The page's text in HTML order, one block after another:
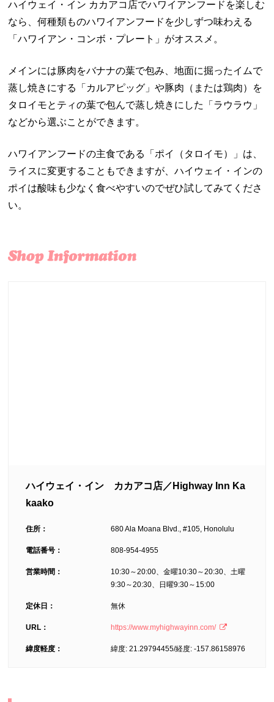
ハイウェイ・イン カカアコ店でハワイアンフードを楽しむ
なら、何種類ものハワイアンフードを少しずつ味わえる
「ハワイアン・コンボ・プレート」がオススメ。
メインには豚肉をバナナの葉で包み、地面に掘ったイムで
蒸し焼きにする「カルアピッグ」や豚肉（または鶏肉）を
タロイモとティの葉で包んで蒸し焼きにした「ラウラウ」
などから選ぶことができます。
ハワイアンフードの主食である「ポイ（タロイモ）」は、
ライスに変更することもできますが、ハイウェイ・インの
ポイは酸味も少なく食べやすいのでぜひ試してみてくださ
い。
ハイウェイ・イン カカアコ店／Highway Inn Ka
kaako
住所： 680 Ala Moana Blvd., #105, Honolulu
電話番号： 808-954-4955
営業時間：
10:30～20:00、金曜10:30～20:30、土曜
9:30～20:30、日曜9:30～15:00
定休日： 無休
URL： https://www.myhighwayinn.com/
緯度軽度： 緯度: 21.29794455/経度: -157.86158976